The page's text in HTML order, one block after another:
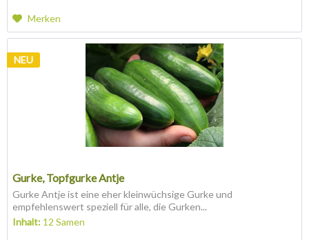
Merken
NEU
Gurke, Topfgurke Antje
Gurke Antje ist eine eher kleinwüchsige Gurke und
empfehlenswert speziell für alle, die Gurken...
Inhalt: 12 Samen